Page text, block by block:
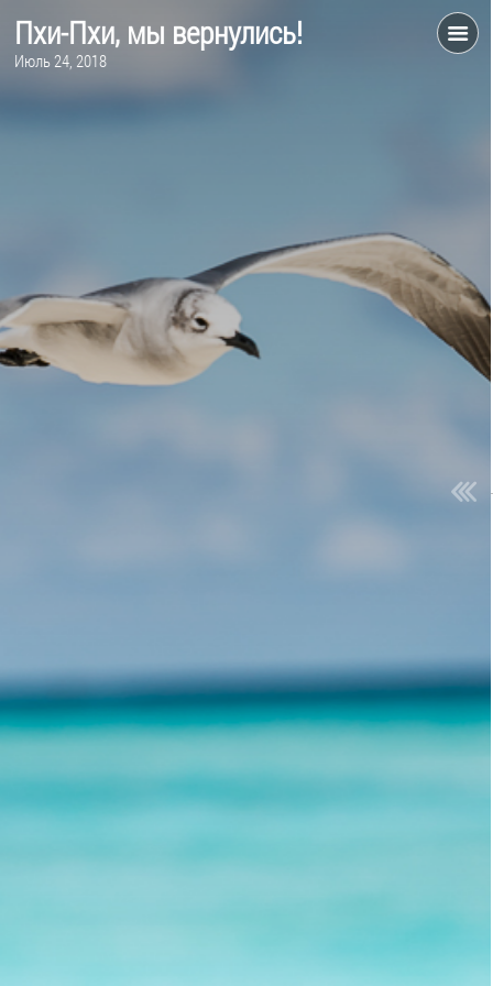
Пхи-Пхи, мы вернулись!
Июль 24, 2018